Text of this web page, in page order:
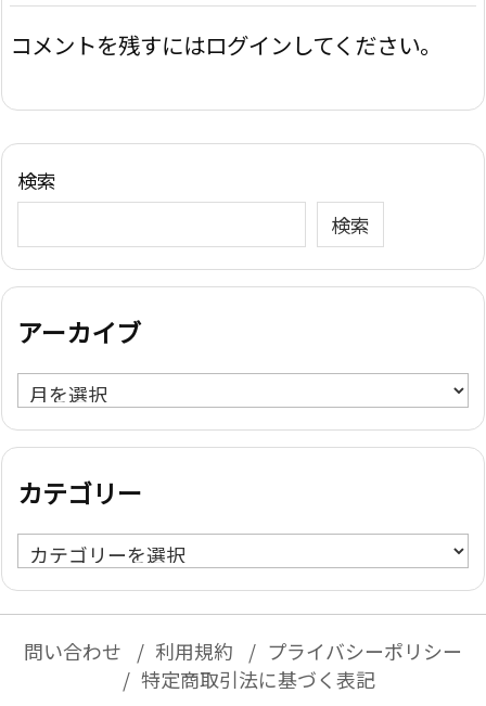
コメントを残すにはログインしてください。
検索
検索
アーカイブ
ア
ー
カ
ブ
カテゴリー
カ
テ
ー
問い合わせ 利用規約
プライバシーポリシー
特定商取引法に基づく表記